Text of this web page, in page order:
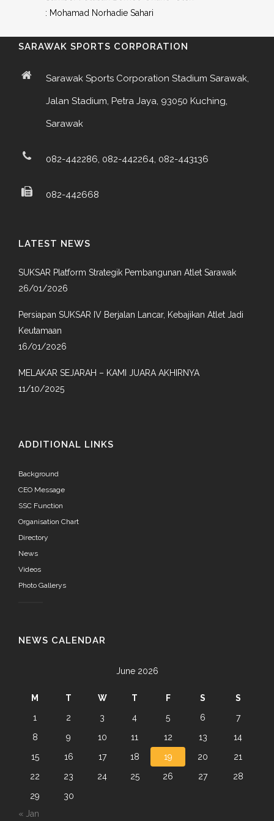
: Mohamad Norhadie Sahari
SARAWAK SPORTS CORPORATION
Sarawak Sports Corporation Stadium Sarawak,
Jalan Stadium, Petra Jaya, 93050 Kuching,
Sarawak
082-442286, 082-442264, 082-443136
082-442668
LATEST NEWS
SUKSAR Platform Strategik Pembangunan Atlet Sarawak
26/01/2026
Persiapan SUKSAR IV Berjalan Lancar, Kebajikan Atlet Jadi
Keutamaan
16/01/2026
MELAKAR SEJARAH – KAMI JUARA AKHIRNYA
11/10/2025
ADDITIONAL LINKS
Background
CEO Message
SSC Function
Organisation Chart
Directory
News
Videos
Photo Gallerys
NEWS CALENDAR
June 2026
M T W T F S
S
1
2 3 4 5 6
7
8
9 10 11 12 13
14
15
16 17 18 19 20
21
22
23 24 25 26 27
28
29
30
« Jan